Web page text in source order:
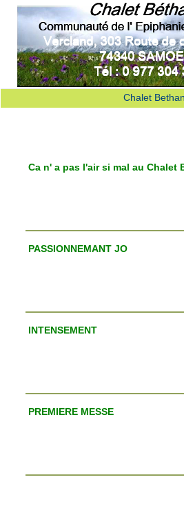
Chalet
Ca n' a pas l'air si mal au Chalet
PASSIONNEMANT JO
INTENSEMENT
PREMIERE MESSE